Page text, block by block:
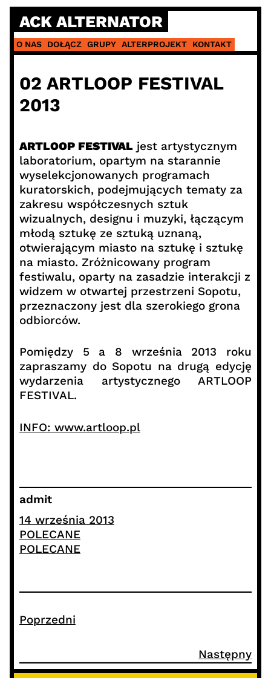
Skip
content
ACK ALTERNATOR
O NAS DOŁĄCZ GRUPY ALTERPROJEKT KONTAKT
02 ARTLOOP FESTIVAL
2013
ARTLOOP FESTIVAL jest artystycznym
laboratorium, opartym na starannie
wyselekcjonowanych programach
kuratorskich, podejmujących tematy za
zakresu współczesnych sztuk
wizualnych, designu i muzyki, łączącym
młodą sztukę ze sztuką uznaną,
otwierającym miasto na sztukę i sztukę
na miasto. Zróżnicowany program
festiwalu, oparty na zasadzie interakcji z
widzem w otwartej przestrzeni Sopotu,
przeznaczony jest dla szerokiego grona
odbiorców.
Pomiędzy 5 a 8 września 2013 roku
zapraszamy do Sopotu na drugą edycję
wydarzenia artystycznego ARTLOOP
FESTIVAL.
INFO: www.artloop.pl
admit
14 września 2013
POLECANE
POLECANE
Poprzedni
Następny